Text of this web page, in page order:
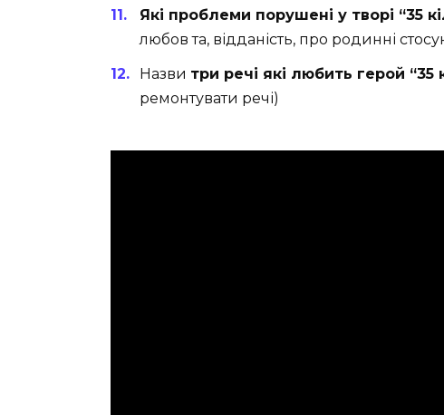
Які проблеми порушені у творі “35
любов та, відданість, про родинні
Назви три речі які любить герой “35
ремонтувати речі)